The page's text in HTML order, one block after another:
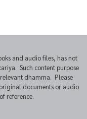
and audio files, has not
Such content purpose
dhamma. Please
documents or audio
reference.